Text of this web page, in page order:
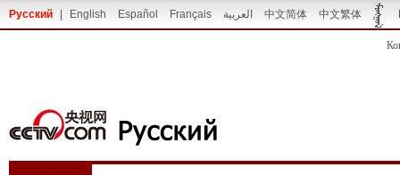
Русский English Español Français العربية 中文简体 中文繁体